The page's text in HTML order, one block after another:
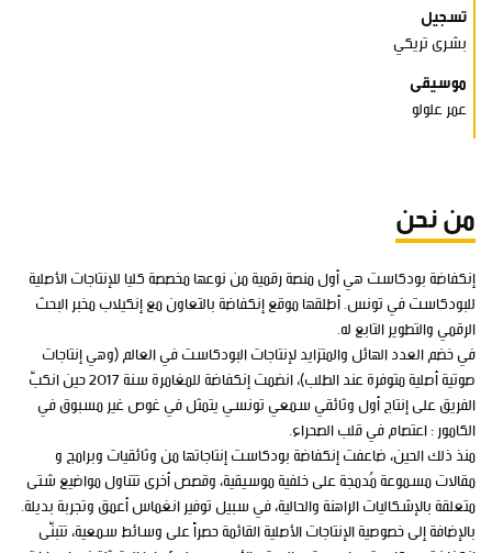
تسجيل
بشرى تريكي
موسيقى
عمر علولو
من نحن
إنكفاضة بودكاست هي أول منصة رقمية من نوعها مخصصة كليا للإنتاجات الأصلية
للبودكاست في تونس. أطلقها موقع إنكفاضة بالتعاون مع إنكيلاب مخبر البحث
الرقمي والتطوير التابع له.
في خضم العدد الهائل والمتزايد لإنتاجات البودكاست في العالم (وهي إنتاجات
صوتية أصلية متوفرة عند الطلب)، انضمت إنكفاضة للمغامرة سنة 2017 حين انكبّ
الفريق على إنتاج أول وثائقي سمعي تونسي يتمثل في غوص غير مسبوق في
الكامور : اعتصام في قلب الصحراء.
منذ ذلك الحين، ضاعفت إنكفاضة بودكاست إنتاجاتها من وثائقيات وبرامج و
مقالات مسموعة مُدمجة على خلفية موسيقية، وقصص أخرى تتناول مواضيع شتى
متعلقة بالإشكاليات الراهنة والحالية، في سبيل توفير انغماس أعمق وتجربة بديلة.
بالإضافة إلى خصوصية الإنتاجات الأصلية القائمة حصراً على وسائط سمعية، تتبنّى